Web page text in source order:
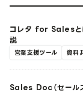
コレタ for Salesとは
説
営業支援ツール 資料
Sales Doc（セール